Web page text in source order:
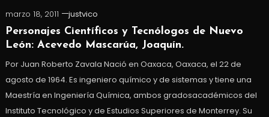
marzo 18, 2011
justvico
Personajes Científicos y Tecnólogos de Nuevo
León: Acevedo Mascarúa, Joaquín.
Por Juan Roberto Zavala Nació en Oaxaca, Oaxaca, el 22 de
agosto de 1964. Es ingeniero químico y de sistemas y tiene una
Maestría en Ingeniería Química, ambos gradosacadémicos del
Instituto Tecnológico y de Estudios Superiores de Monterrey. Su